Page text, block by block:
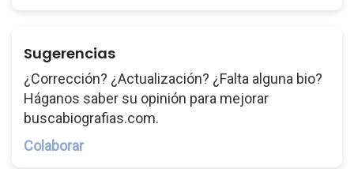
Sugerencias
¿Corrección? ¿Actualización? ¿Falta alguna bio?
Háganos saber su opinión para mejorar
buscabiografias.com.
Colaborar